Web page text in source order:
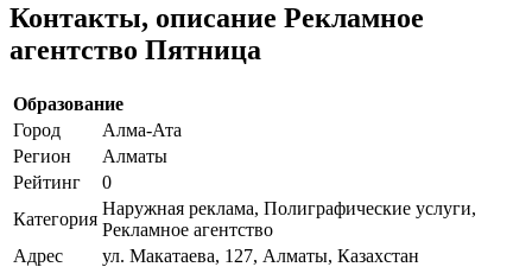
Контакты, описание Рекламное
агентство Пятница
Образование
Город
Алма-Ата
Регион
Алматы
Рейтинг
0
Категория
Наружная реклама, Полиграфические услуги,
Рекламное агентство
Адрес
ул. Макатаева, 127, Алматы, Казахстан